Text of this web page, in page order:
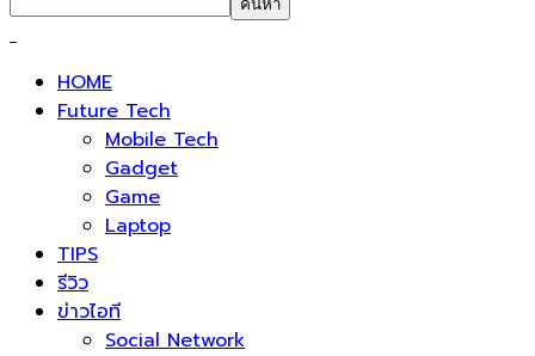
HOME
Future Tech
Mobile Tech
Gadget
Game
Laptop
TIPS
รีวิว
ข่าวไอที
Social Network